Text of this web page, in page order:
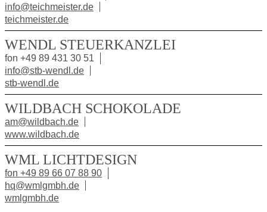
info@teichmeister.de
teichmeister.de
WENDL STEUERKANZLEI
fon +49 89 431 30 51
info@stb-wendl.de
stb-wendl.de
WILDBACH SCHOKOLADE
am@wildbach.de
www.wildbach.de
WML LICHTDESIGN
fon +49 89 66 07 88 90
hq@wmlgmbh.de
wmlgmbh.de